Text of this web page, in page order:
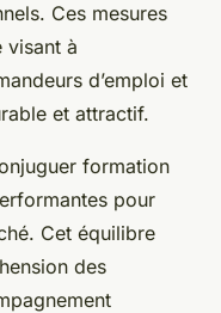
Ces mesures
visant à
d’emploi et
et attractif.
formation
pour
Cet équilibre
des